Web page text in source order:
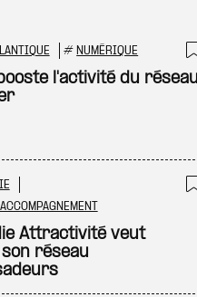
sélection
#NUMÉRIQUE
l'activité du réseau
sélection
Attractivité veut
réseau